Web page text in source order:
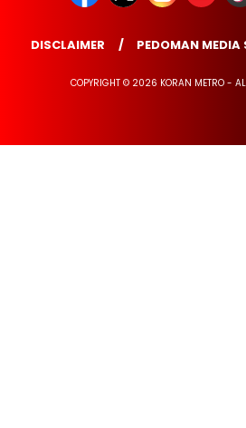
DISCLAIMER PEDOMAN MEDIA
COPYRIGHT © 2026 KORAN METRO -